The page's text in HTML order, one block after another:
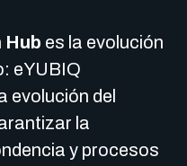
Hub es la evolución
eYUBIQ
evolución del
la
y procesos